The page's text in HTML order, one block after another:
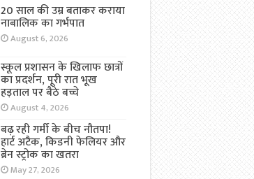
20 साल की उम्र बताकर कराया
नाबालिक का गर्भपात
August 6, 2026
स्कूल प्रशासन के खिलाफ छात्रों
का प्रदर्शन, पूरी रात भूख
हड़ताल पर बैठे बच्चे
August 4, 2026
बढ़ रही गर्मी के बीच नौतपा!
हार्ट अटैक, किडनी फेलियर और
ब्रेन स्ट्रोक का खतरा
May 27, 2026